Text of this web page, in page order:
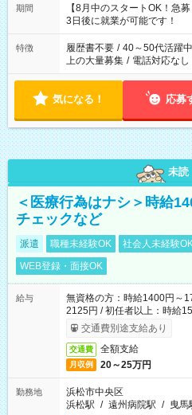
「できれば残業はしたくな
ね。 ※Wワーク希望の方へ 今ご覧のお仕事で希望する勤務時間
と、もう1つのお仕事の勤務
合は応募できません。
期間
【8月中のスタートOK！急
3日後に就業が可能です！
特徴 履歴書不要 / 40～50代活躍中
上の大量募集 / 電話対応なし
気になる！ 応募
未読
＜医療行為はナシ＞時給
チェックなど
派遣 職種未経験OK 社会人未経験
WEB登録・面接OK
給与
無資格の方：時給1400円～
2125円 / 初任者以上：時給
交通費別途支給あり
交通費 全額支給
月収例 20～25万円
勤務地
浜松市中央区
浜松駅 / 遠州病院駅 / 曳馬